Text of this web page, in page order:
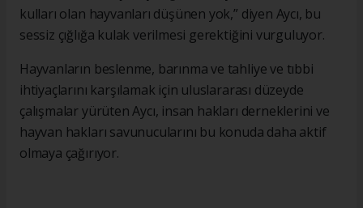
kulları olan hayvanları düşünen yok,” diyen Aycı, bu
sessiz çığlığa kulak verilmesi gerektiğini vurguluyor.
Hayvanların beslenme, barınma ve tahliye ve tıbbi
ihtiyaçlarını karşılamak için uluslararası düzeyde
çalışmalar yürüten Aycı, insan hakları derneklerini ve
hayvan hakları savunucularını bu konuda daha aktif
olmaya çağırıyor.